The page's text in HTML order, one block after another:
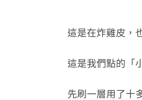
這是在炸雞皮，
這是我們點的「
先刷一層用了十